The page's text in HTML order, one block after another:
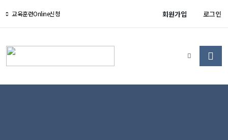
교육훈련Online신청 회원가입 로그인